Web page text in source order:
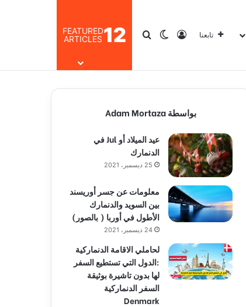
تابعنا تسجيل الدخول
الوضع المظلم
بحث عن12
FEATURED
ARTICLES
بواسطة Adam Mortaza
عيد الميلاد أو Jul في
الدنمارك
25 ديسمبر، 2021
معلومات عن جسر أوريسند
بين السويد والدنمارك
الأطول في أوربا ( بالصور)
24 ديسمبر، 2021
لحاملي الاقامة الدنماركية
:الدول التي تستطيع السفر
لها بدون تاشيرة بوثيقة
السفر الدنماركية
Denmark